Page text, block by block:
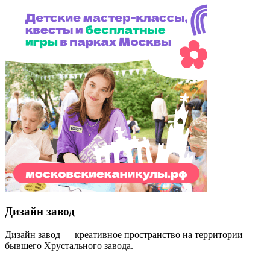
Дизайн завод
Дизайн завод — креативное пространство на территории
бывшего Хрустального завода.